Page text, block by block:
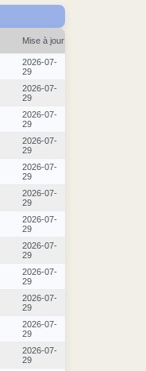
Mise à jour
2026-07-
29
2026-07-
29
2026-07-
29
2026-07-
29
2026-07-
29
2026-07-
29
2026-07-
29
2026-07-
29
2026-07-
29
2026-07-
29
2026-07-
29
2026-07-
29